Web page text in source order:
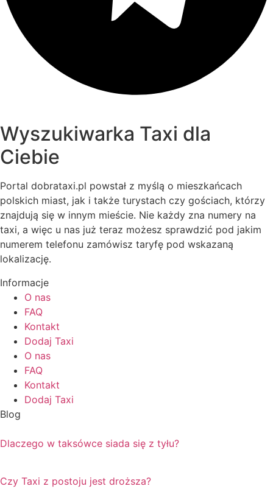
Wyszukiwarka Taxi dla
Ciebie
Portal dobrataxi.pl powstał z myślą o mieszkańcach
polskich miast, jak i także turystach czy gościach, którzy
znajdują się w innym mieście. Nie każdy zna numery na
taxi, a więc u nas już teraz możesz sprawdzić pod jakim
numerem telefonu zamówisz taryfę pod wskazaną
lokalizację.
Informacje
O nas
FAQ
Kontakt
Dodaj Taxi
O nas
FAQ
Kontakt
Dodaj Taxi
Blog
Dlaczego w taksówce siada się z tyłu?
Czy Taxi z postoju jest droższa?